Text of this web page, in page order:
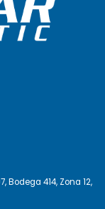
Bodega 414, Zona 12,